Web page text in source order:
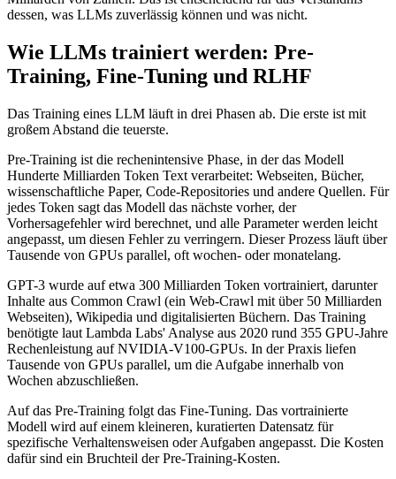
dessen, was LLMs zuverlässig können und was nicht.
Wie LLMs trainiert werden: Pre-
Training, Fine-Tuning und RLHF
Das Training eines LLM läuft in drei Phasen ab. Die erste ist mit
großem Abstand die teuerste.
Pre-Training ist die rechenintensive Phase, in der das Modell
Hunderte Milliarden Token Text verarbeitet: Webseiten, Bücher,
wissenschaftliche Paper, Code-Repositories und andere Quellen. Für
jedes Token sagt das Modell das nächste vorher, der
Vorhersagefehler wird berechnet, und alle Parameter werden leicht
angepasst, um diesen Fehler zu verringern. Dieser Prozess läuft über
Tausende von GPUs parallel, oft wochen- oder monatelang.
GPT-3 wurde auf etwa 300 Milliarden Token vortrainiert, darunter
Inhalte aus Common Crawl (ein Web-Crawl mit über 50 Milliarden
Webseiten), Wikipedia und digitalisierten Büchern. Das Training
benötigte laut Lambda Labs' Analyse aus 2020 rund 355 GPU-Jahre
Rechenleistung auf NVIDIA-V100-GPUs. In der Praxis liefen
Tausende von GPUs parallel, um die Aufgabe innerhalb von
Wochen abzuschließen.
Auf das Pre-Training folgt das Fine-Tuning. Das vortrainierte
Modell wird auf einem kleineren, kuratierten Datensatz für
spezifische Verhaltensweisen oder Aufgaben angepasst. Die Kosten
dafür sind ein Bruchteil der Pre-Training-Kosten.